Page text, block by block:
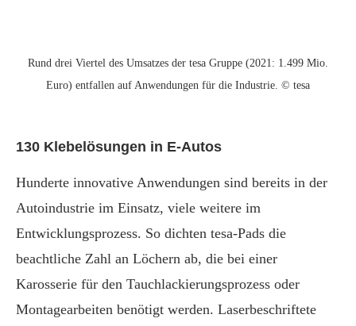
Rund drei Viertel des Umsatzes der tesa Gruppe (2021: 1.499 Mio.
Euro) entfallen auf Anwendungen für die Industrie. © tesa
130 Klebelösungen in E-Autos
Hunderte innovative Anwendungen sind bereits in der
Autoindustrie im Einsatz, viele weitere im
Entwicklungsprozess. So dichten tesa-Pads die
beachtliche Zahl an Löchern ab, die bei einer
Karosserie für den Tauchlackierungsprozess oder
Montagearbeiten benötigt werden. Laserbeschriftete